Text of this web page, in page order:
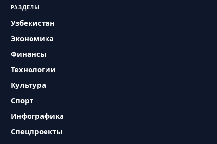
РАЗДЕЛЫ
Узбекистан
Экономика
Финансы
Технологии
Культура
Спорт
Инфографика
Спецпроекты